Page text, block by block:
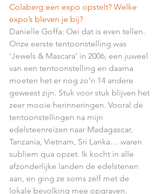
Colaberg een expo opstelt? Welke
expo’s bleven je bij?
Danielle Goffa: Oei dat is even tellen.
Onze eerste tentoonstelling was
‘Jewels & Mascara’ in 2006, een juweel
van een tentoonstelling en daarna
moeten het er nog zo’n 14 andere
geweest zijn. Stuk voor stuk blijven het
zeer mooie herinneringen. Vooral de
tentoonstellingen na mijn
edelsteenreizen naar Madagascar,
Tanzania, Vietnam, Sri Lanka… waren
subliem qua opzet. Ik kocht in alle
afzonderlijke landen de edelstenen
aan, en ging ze soms zelf met de
lokale bevolking mee opgraven.